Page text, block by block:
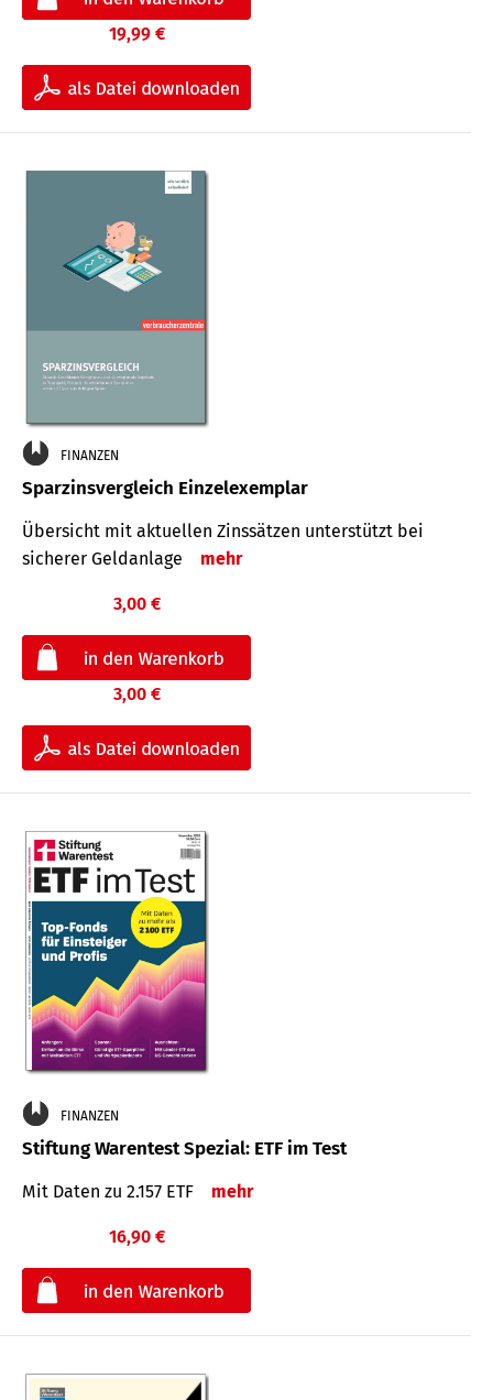
19,99 €
FINANZEN
Sparzinsvergleich Einzelexemplar
Übersicht mit aktuellen Zinssätzen unterstützt bei
sicherer Geldanlage
mehr
3,00 €
3,00 €
FINANZEN
Stiftung Warentest Spezial: ETF im Test
Mit Daten zu 2.157 ETF mehr
16,90 €